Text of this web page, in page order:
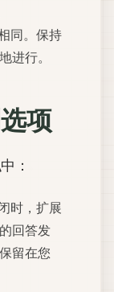
同。保持
进行。
项
中：
时，扩展
回答发
留在您